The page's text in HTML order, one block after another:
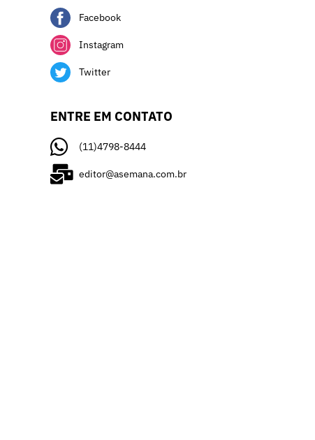
Facebook
Instagram
Twitter
ENTRE EM CONTATO
(11)4798-8444
editor@asemana.com.br